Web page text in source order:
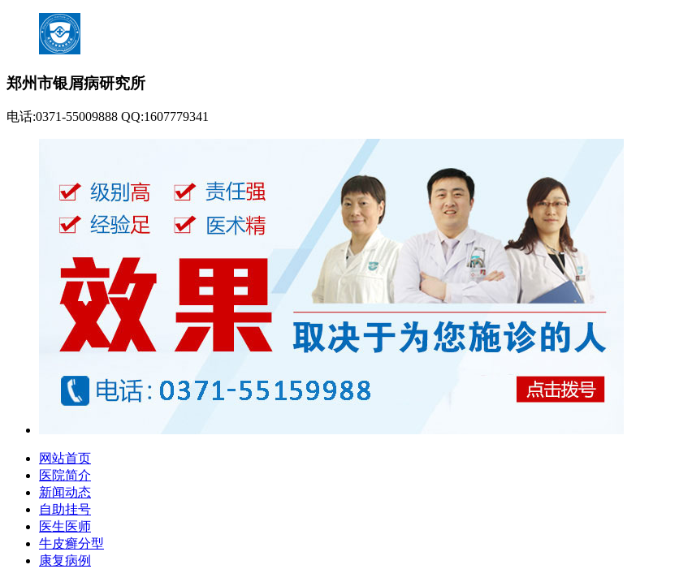
郑州市银屑病研究所
电话:0371-55009888 QQ:1607779341
网站首页
医院简介
新闻动态
自助挂号
医生医师
牛皮癣分型
康复病例